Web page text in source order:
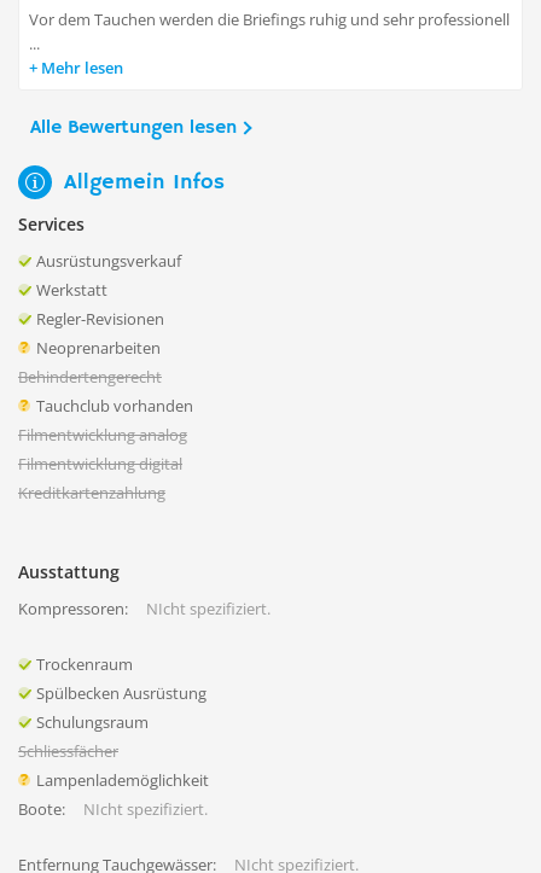
Vor dem Tauchen werden die Briefings ruhig und sehr professionell
...
Mehr lesen
Alle Bewertungen lesen
Allgemein Infos
Services
Ausrüstungsverkauf
Werkstatt
Regler-Revisionen
Neoprenarbeiten
Behindertengerecht
Tauchclub vorhanden
Filmentwicklung analog
Filmentwicklung digital
Kreditkartenzahlung
Ausstattung
Kompressoren: NIcht spezifiziert.
Trockenraum
Spülbecken Ausrüstung
Schulungsraum
Schliessfächer
Lampenlademöglichkeit
Boote:
NIcht spezifiziert.
Entfernung Tauchgewässer: NIcht spezifiziert.